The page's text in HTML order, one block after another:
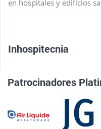
en hospitales y edificios
Inhospitecnia
Patrocinadores